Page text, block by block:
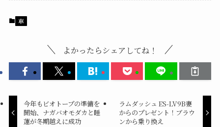
車
よかったらシェアしてね！
今年もビオトープの準備を
開始、ナガバオモダカと睡
蓮が冬期越えに成功
ラムダッシュ ES-LV9B妻
からのプレゼント！ブラウ
ンから乗り換え